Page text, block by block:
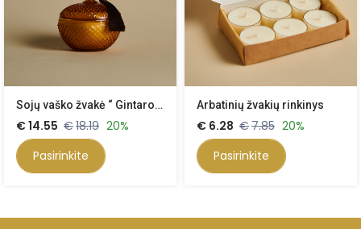
Sojų vaško žvakė “ Gintaro burbulas” 340 ml
€14.55 €18.19 20%
Pasirinkite
Arbatinių žvakių rinkinys
€ 6.28 €7.85 20%
Pasirinkite